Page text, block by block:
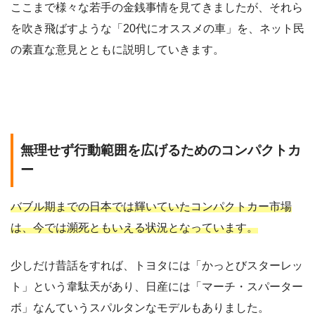
ここまで様々な若手の金銭事情を見てきましたが、それら
を吹き飛ばすような「20代にオススメの車」を、ネット民
の素直な意見とともに説明していきます。
無理せず行動範囲を広げるためのコンパクトカ
ー
バブル期までの日本では輝いていたコンパクトカー市場
は、今では瀕死ともいえる状況となっています。
少しだけ昔話をすれば、トヨタには「かっとびスターレッ
ト」という韋駄天があり、日産には「マーチ・スパーター
ボ」なんていうスパルタンなモデルもありました。